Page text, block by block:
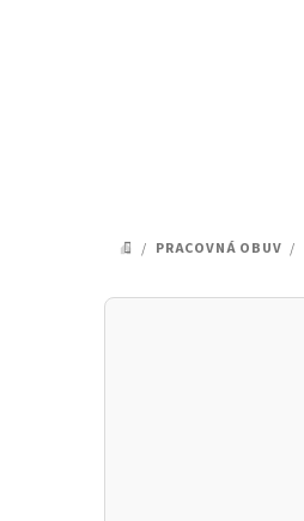
DOMOV
/ PRACOVNÁ OBUV /
B